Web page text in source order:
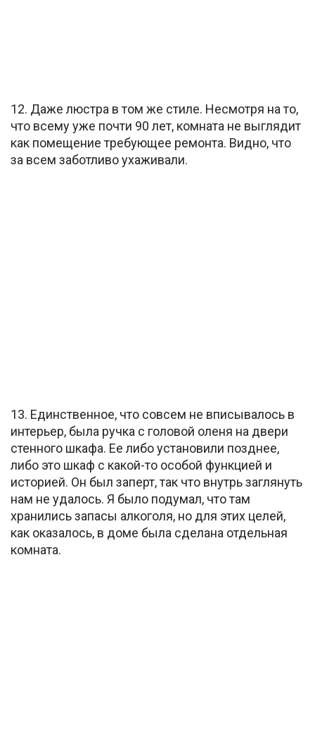
12. Даже люстра в том же стиле. Несмотря на то,
что всему уже почти 90 лет, комната не выглядит
как помещение требующее ремонта. Видно, что
за всем заботливо ухаживали.
13. Единственное, что совсем не вписывалось в
интерьер, была ручка с головой оленя на двери
стенного шкафа. Ее либо установили позднее,
либо это шкаф с какой-то особой функцией и
историей. Он был заперт, так что внутрь заглянуть
нам не удалось. Я было подумал, что там
хранились запасы алкоголя, но для этих целей,
как оказалось, в доме была сделана отдельная
комната.